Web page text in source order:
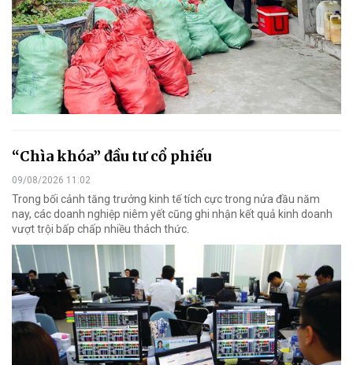
“Chìa khóa” đầu tư cổ phiếu
09/08/2026 11:02
Trong bối cảnh tăng trưởng kinh tế tích cực trong nửa đầu năm
nay, các doanh nghiệp niêm yết cũng ghi nhận kết quả kinh doanh
vượt trội bấp chấp nhiều thách thức.